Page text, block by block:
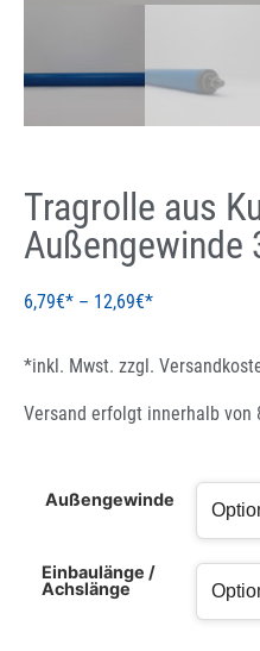
Tragrolle aus
Außengewinde
6,79€ – 12,69€
*inkl. Mwst. zzgl.
Versand erfolgt innerhalb von
Außengewinde
Einbaulänge /
Achslänge